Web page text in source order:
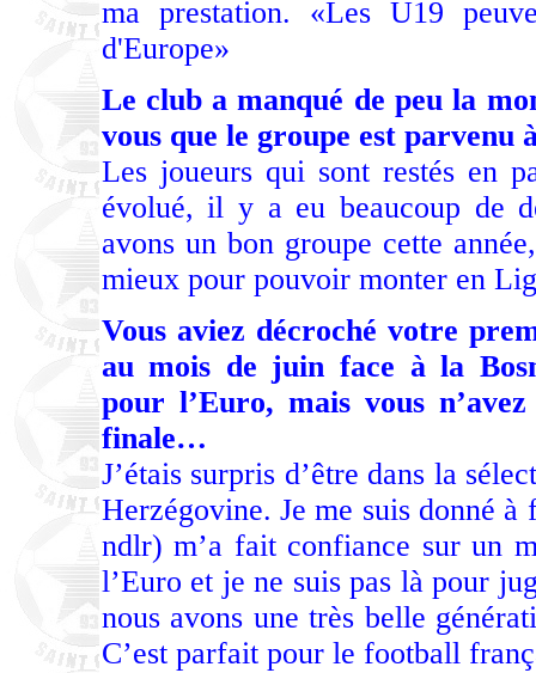
ma prestation. «Les U19
d'Europe»
Le club a manqué de peu la
vous que le groupe est parvenu
Les joueurs qui sont restés en
évolué, il y a eu beaucoup de
avons un bon groupe cette
mieux pour pouvoir monter en
Vous aviez décroché votre
au mois de juin face à la
pour l’Euro, mais vous
finale…
J’étais surpris d’être dans la
Herzégovine. Je me suis donné
ndlr) m’a fait confiance sur un
l’Euro et je ne suis pas là pour
nous avons une très belle
C’est parfait pour le football